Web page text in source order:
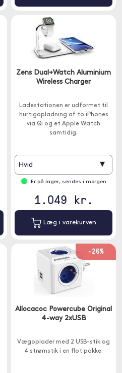
Zens Dual+Watch Aluminium
Wireless Charger
Ladestationen er udformet til
hurtigopladning af to iPhones
via Qi og et Apple Watch
samtidig.
Hvid ▾
Er på lager, sendes i morgen
1.049 kr.
Læg i varekurven
-26%
Allocacoc Powercube Original
4-way 2xUSB
Vægoplader med 2 USB-stik og
4 strømstik i en flot pakke.